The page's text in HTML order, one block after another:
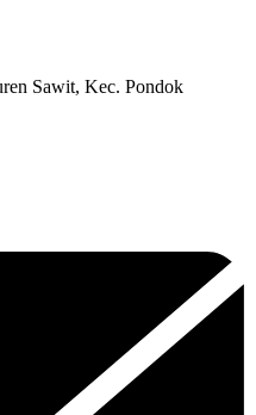
Sawit, Kec. Pondok